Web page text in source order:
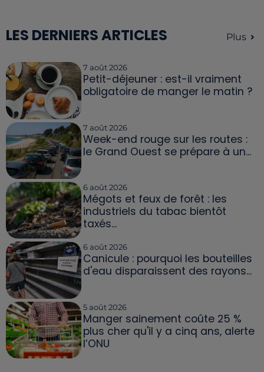
LES DERNIERS ARTICLES Plus
7 août 2026
Petit-déjeuner : est-il vraiment
obligatoire de manger le matin ?
7 août 2026
Week-end rouge sur les routes :
le Grand Ouest se prépare à un...
6 août 2026
Mégots et feux de forêt : les
industriels du tabac bientôt
taxés...
6 août 2026
Canicule : pourquoi les bouteilles
d'eau disparaissent des rayons...
5 août 2026
Manger sainement coûte 25 %
plus cher qu'il y a cinq ans, alerte
l’ONU